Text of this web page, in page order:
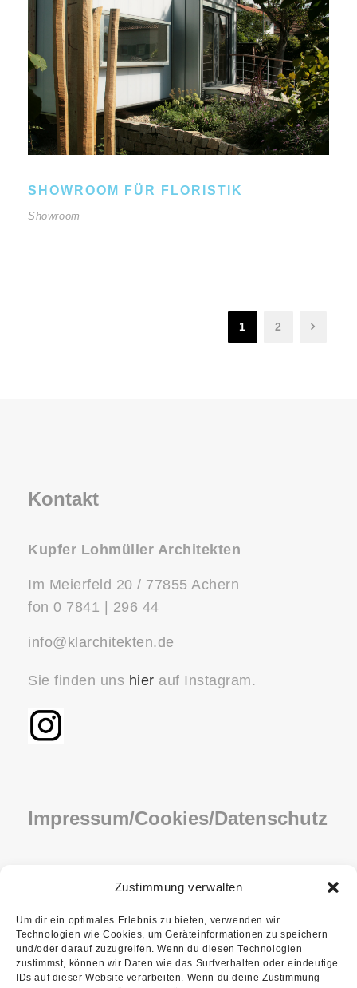
Zustimmung verwalten
Um dir ein optimales Erlebnis zu bieten, verwenden wir
Technologien wie Cookies, um Geräteinformationen zu speichern
und/oder darauf zuzugreifen. Wenn du diesen Technologien
zustimmst, können wir Daten wie das Surfverhalten oder eindeutige
IDs auf dieser Website verarbeiten. Wenn du deine Zustimmung
SHOWROOM FÜR FLORISTIK
Showroom
1 2
Kontakt
Kupfer Lohmüller Architekten
Im Meierfeld 20 / 77855 Achern
fon 0 7841 | 296 44
info@klarchitekten.de
Sie finden uns hier auf Instagram.
Impressum/Cookies/Datenschutz
DATENSCHUTZ